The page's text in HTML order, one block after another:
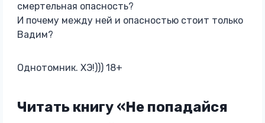
смертельная опасность?
И почему между ней и опасностью стоит только
Вадим?
Однотомник. ХЭ!))) 18+
Читать книгу «Не попадайся